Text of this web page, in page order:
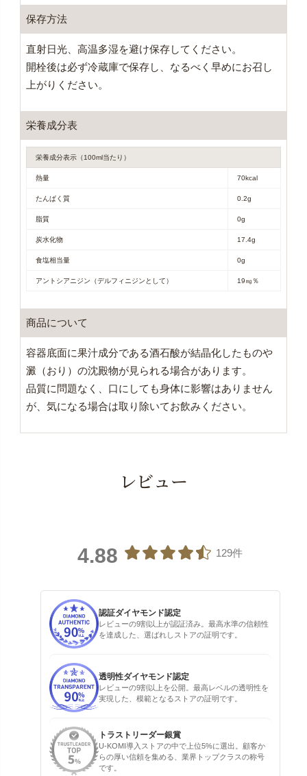
保存方法
直射日光、高温多湿を避け保存してください。
開栓後は必ず冷蔵庫で保存し、なるべく早めにお召し
上がりください。
栄養成分表
栄養成分表示（100ml当たり）
熱量 70kcal
たんぱく質 0.2g
脂質 0g
炭水化物 17.4g
食塩相当量 0g
アントシアニジン（デルフィニジンとして） 19㎎％
商品について
容器底面に果汁成分である酒石酸が結晶化したものや
澱（おり）の沈殿物が見られる場合があります。
品質に問題なく、口にしても身体に影響はありません
が、気になる場合は取り除いてお飲みください。
レビュー
4.88 129件
認証ダイヤモンド認定
レビューの9割以上が認証済み。最高水準の信頼性
を達成した、選ばれしストアの証明です。
透明性ダイヤモンド認定
レビューの9割以上を公開。最高レベルの透明性を
実現した、模範となるストアの証明です。
トラストリーダー銀賞
U-KOMI導入ストアの中で上位5%に選出。顧客か
らの厚い信頼を集める、業界トップクラスの称号
です。